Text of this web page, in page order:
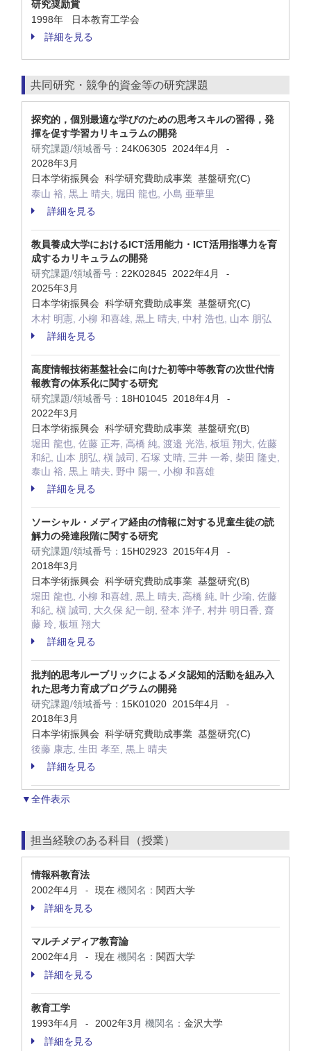
研究奨励賞
1998年 日本教育工学会
詳細を見る
共同研究・競争的資金等の研究課題
探究的，個別最適な学びのための思考スキルの習得，発
揮を促す学習カリキュラムの開発
研究課題/領域番号： 24K06305 2024年4月 -
2028年3月
日本学術振興会 科学研究費助成事業 基盤研究(C)
泰山 裕, 黒上 晴夫, 堀田 龍也, 小島 亜華里
詳細を見る
教員養成大学におけるICT活用能力・ICT活用指導力を育
成するカリキュラムの開発
研究課題/領域番号： 22K02845 2022年4月 -
2025年3月
日本学術振興会 科学研究費助成事業 基盤研究(C)
木村 明憲, 小柳 和喜雄, 黒上 晴夫, 中村 浩也, 山本 朋弘
詳細を見る
高度情報技術基盤社会に向けた初等中等教育の次世代情
報教育の体系化に関する研究
研究課題/領域番号： 18H01045 2018年4月 -
2022年3月
日本学術振興会 科学研究費助成事業 基盤研究(B)
堀田 龍也, 佐藤 正寿, 高橋 純, 渡邉 光浩, 板垣 翔大, 佐藤
和紀, 山本 朋弘, 槇 誠司, 石塚 丈晴, 三井 一希, 柴田 隆史,
泰山 裕, 黒上 晴夫, 野中 陽一, 小柳 和喜雄
詳細を見る
ソーシャル・メディア経由の情報に対する児童生徒の読
解力の発達段階に関する研究
研究課題/領域番号： 15H02923 2015年4月 -
2018年3月
日本学術振興会 科学研究費助成事業 基盤研究(B)
堀田 龍也, 小柳 和喜雄, 黒上 晴夫, 高橋 純, 叶 少瑜, 佐藤
和紀, 槇 誠司, 大久保 紀一朗, 登本 洋子, 村井 明日香, 齋
藤 玲, 板垣 翔大
詳細を見る
批判的思考ルーブリックによるメタ認知的活動を組み入
れた思考力育成プログラムの開発
研究課題/領域番号： 15K01020 2015年4月 -
2018年3月
日本学術振興会 科学研究費助成事業 基盤研究(C)
後藤 康志, 生田 孝至, 黒上 晴夫
詳細を見る
▼全件表示
担当経験のある科目（授業）
情報科教育法
2002年4月
- 現在 機関名： 関西大学
詳細を見る
マルチメディア教育論
2002年4月
- 現在 機関名： 関西大学
詳細を見る
教育工学
1993年4月
- 2002年3月 機関名： 金沢大学
詳細を見る